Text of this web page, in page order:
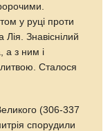
у руці проти
Знавіснілий
а з ним і
Сталося
(306-337
спорудили